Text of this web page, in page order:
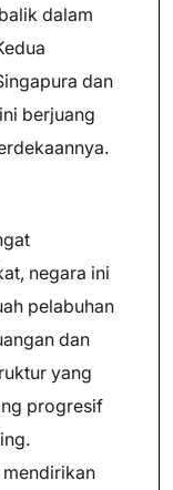
dalam
dan
berjuang
negara ini
pelabuhan
dan
yang
progresif
mendirikan